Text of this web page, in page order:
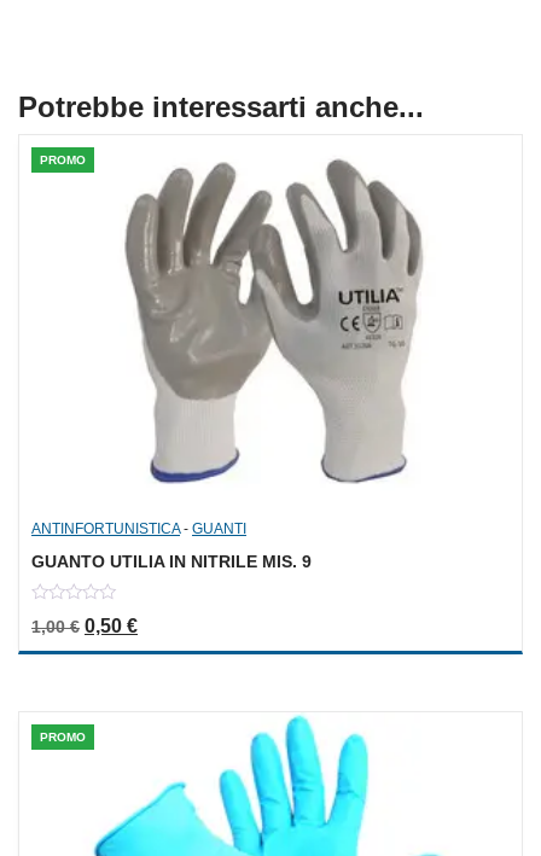
Potrebbe interessarti anche...
PROMO
ANTINFORTUNISTICA- GUANTI
GUANTO UTILIA IN NITRILE MIS. 9
out
1,00€ Il prezzo originale era: 1,00 €.
0,50 €Il prezzo attuale è: 0,50 €.
PROMO